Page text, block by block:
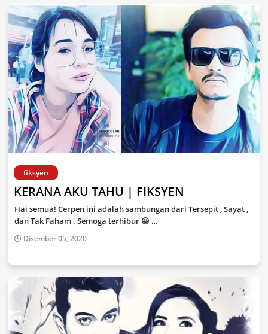
fiksyen
KERANA AKU TAHU | FIKSYEN
Hai semua! Cerpen ini adalah sambungan dari Tersepit , Sayat ,
dan Tak Faham . Semoga terhibur 😀 …
Disember 05, 2020